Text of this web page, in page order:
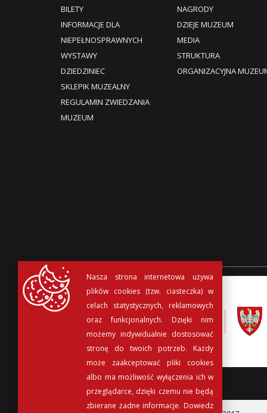
BILETY
INFORMACJE DLA
NIEPEŁNOSPRAWNYCH
WYSTAWY
DZIEDZINIEC
SKLEPIK MUZEALNY
REGULAMIN ZWIEDZANIA
MUZEUM​
NAGRODY
DZIEJE MUZEUM
MEDIA
STRUKTURA
ORGANIZACYJNA
Nasza strona internetowa używa
plików cookies (tzw. ciasteczka) w
celach statystycznych, reklamowych
oraz funkcjonalnych. Dzięki nim
możemy indywidualnie dostosować
stronę do twoich potrzeb. Każdy
może zaakceptować pliki cookies
albo ma możliwość wyłączenia ich w
przeglądarce, dzięki czemu nie będą
zbierane żadne informacje. Dowiedz